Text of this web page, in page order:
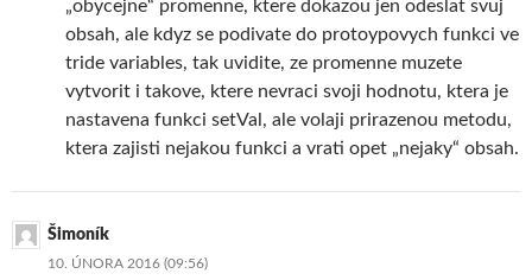
„obycejne“ promenne, ktere dokazou jen odeslat svuj
obsah, ale kdyz se podivate do protoypovych funkci ve
tride variables, tak uvidite, ze promenne muzete
vytvorit i takove, ktere nevraci svoji hodnotu, ktera je
nastavena funkci setVal, ale volaji prirazenou metodu,
ktera zajisti nejakou funkci a vrati opet „nejaky“ obsah.
Šimoník
10. ÚNORA 2016 (09:56)